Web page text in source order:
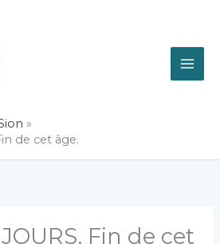
de cet âge.
Fin de cet